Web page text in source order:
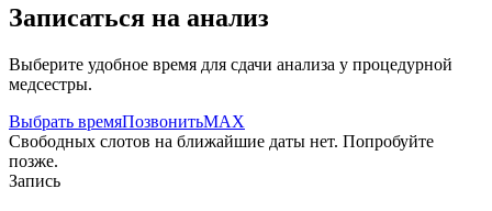
Записаться на анализ
Выберите удобное время для сдачи анализа у процедурной
медсестры.
Выбрать времяПозвонитьMAX
Свободных слотов на ближайшие даты нет. Попробуйте
позже.
Запись